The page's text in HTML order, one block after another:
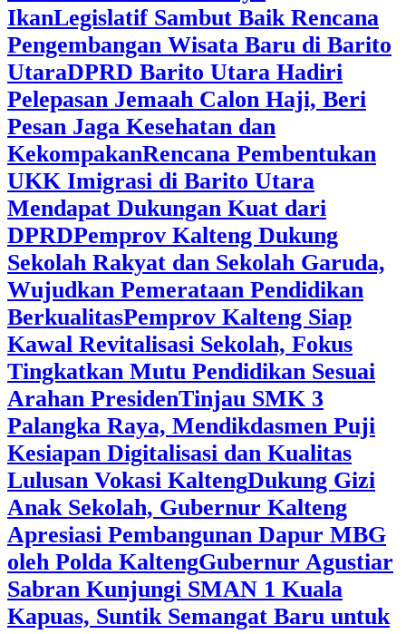
IkanLegislatif Sambut Baik Rencana
Pengembangan Wisata Baru di Barito
UtaraDPRD Barito Utara Hadiri
Pelepasan Jemaah Calon Haji, Beri
Pesan Jaga Kesehatan dan
KekompakanRencana Pembentukan
UKK Imigrasi di Barito Utara
Mendapat Dukungan Kuat dari
DPRD‎Pemprov Kalteng Dukung
Sekolah Rakyat dan Sekolah Garuda,
Wujudkan Pemerataan Pendidikan
Berkualitas‎Pemprov Kalteng Siap
Kawal Revitalisasi Sekolah, Fokus
Tingkatkan Mutu Pendidikan Sesuai
Arahan Presiden‎Tinjau SMK 3
Palangka Raya, Mendikdasmen Puji
Kesiapan Digitalisasi dan Kualitas
Lulusan Vokasi Kalteng‎Dukung Gizi
Anak Sekolah, Gubernur Kalteng
Apresiasi Pembangunan Dapur MBG
oleh Polda Kalteng‎Gubernur Agustiar
Sabran Kunjungi SMAN 1 Kuala
Kapuas, Suntik Semangat Baru untuk